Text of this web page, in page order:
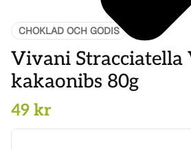
CHOKLAD OCH GODIS
Vivani Stracciatella
kakaonibs 80g
49 kr